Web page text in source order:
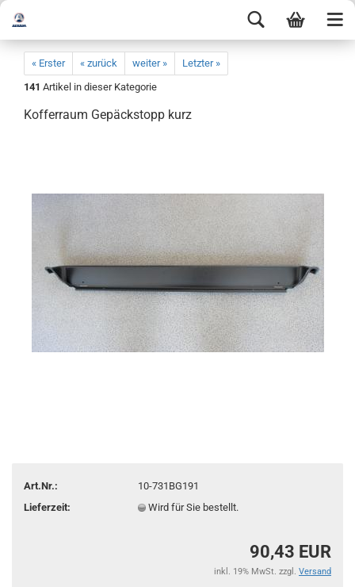
« Erster « zurück weiter »
Letzter »
141 Artikel in dieser Kategorie
Kofferraum Gepäckstopp kurz
Art.Nr.:
10-731BG191
Lieferzeit:
Wird für Sie bestellt.
90,43 EUR
inkl. 19% MwSt. zzgl. Versand